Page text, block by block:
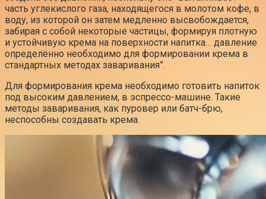
часть углекислого газа, находящегося в молотом кофе, в
воду, из которой он затем медленно высвобождается,
забирая с собой некоторые частицы, формируя плотную
и устойчивую крема на поверхности напитка… давление
определённо необходимо для формировании крема в
стандартных методах заваривания”.
Для формирования крема необходимо готовить напиток
под высоким давлением, в эспрессо-машине. Такие
методы заваривания, как пуровер или батч-брю,
неспособны создавать крема.